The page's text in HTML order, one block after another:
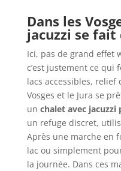
Dans les
jacuzzi se fait
Ici, pas de grand effet
c’est justement ce qui
lacs accessibles,
Vosges et le Jura se
un chalet avec jacuzzi
un refuge discret,
Après une marche en
lac ou simplement
la journée. Dans ces